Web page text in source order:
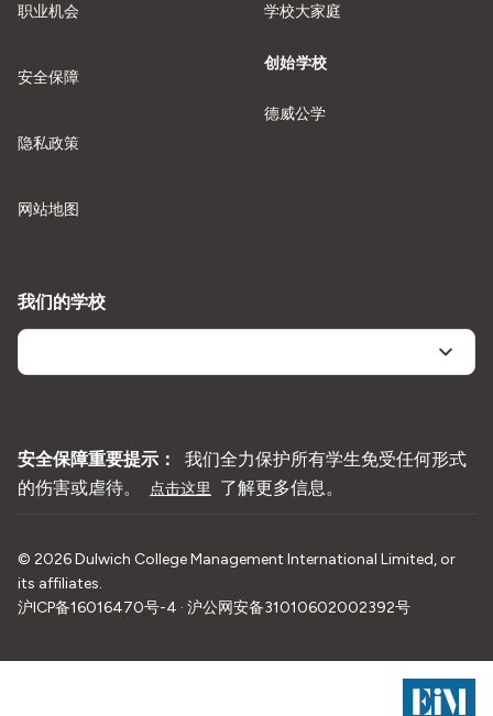
职业机会
安全保障
隐私政策
网站地图
学校大家庭
创始学校
德威公学
我们的学校
安全保障重要提示：
我们全力保护所有学生免受任何形式
的伤害或虐待。
点击这里 了解更多信息。
© 2026Dulwich College Management International Limited, or
its affiliates.
沪ICP备16016470号-4 · 沪公网安备31010602002392号